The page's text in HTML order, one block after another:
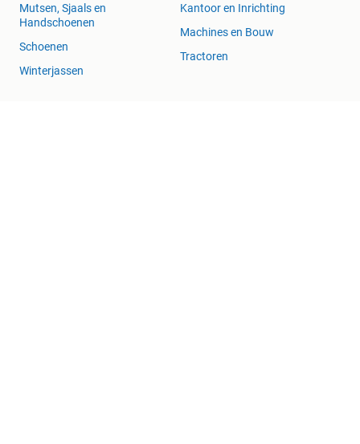
Mutsen, Sjaals en
Handschoenen
Schoenen
Winterjassen
Kantoor en Inrichting
Machines en Bouw
Tractoren